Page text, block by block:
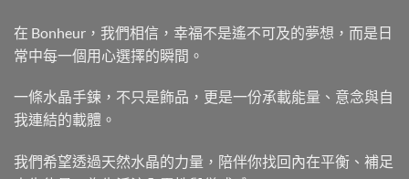
在 Bonheur，我們相信，幸福不是遙不可及的夢想，而是日
常中每一個用心選擇的瞬間。
一條水晶手鍊，不只是飾品，更是一份承載能量、意念與自
我連結的載體。
我們希望透過天然水晶的力量，陪伴你找回內在平衡、補足